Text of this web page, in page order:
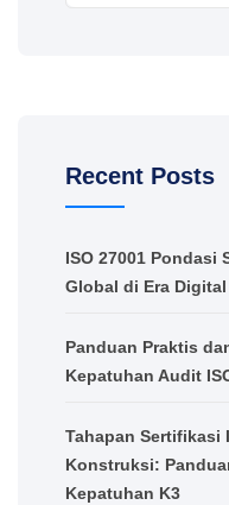
Recent Posts
ISO 27001 Pondasi
Global di Era Digital
Panduan Praktis
Kepatuhan Audit
Tahapan Sertifikasi
Konstruksi:
Kepatuhan K3